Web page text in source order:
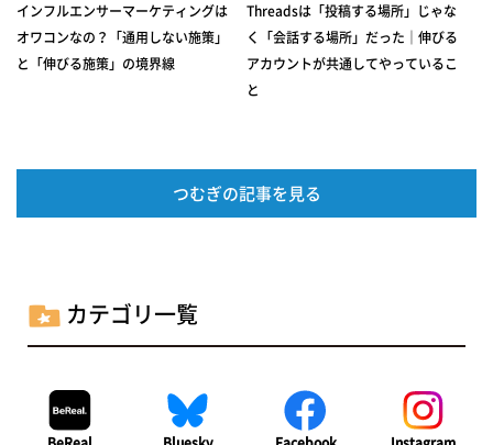
インフルエンサーマーケティングは
オワコンなの？「通用しない施策」
と「伸びる施策」の境界線
Threadsは「投稿する場所」じゃな
く「会話する場所」だった｜伸びる
アカウントが共通してやっているこ
と
つむぎの記事を見る
カテゴリ一覧